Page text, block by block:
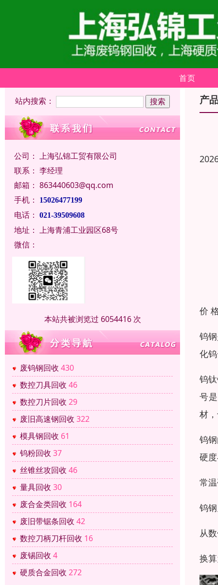
首页
站内搜索：
公司： 上海弘锦工贸有限公司
联系： 李经理
邮箱： 863440603@qq.com
手机：
15026477199
电话： 021-39509608
地址： 上海青浦工业园区68号
微信：
本站共被浏览过 6054416 次
废钨钢回收 430
数控刀具回收 46
数控刀片回收 29
废旧高速钢回收 322
模具钢回收 61
钨粉回收 37
丝锥丝攻回收 46
量具回收 30
废合金类回收 164
废旧带锯条回收 42
数控刀柄刀杆回收 16
废锡回收 4
硬质合金回收 272
产
价
钨
化
钨
号
材
钨
硬
常
钨
从
换